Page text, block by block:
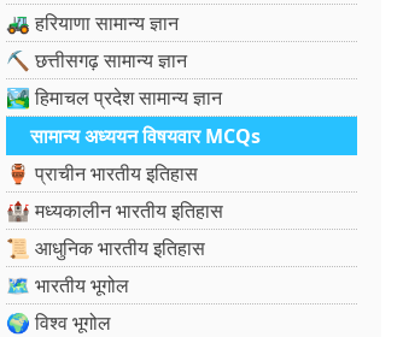
🚜 हरियाणा सामान्य ज्ञान
⛏️ छत्तीसगढ़ सामान्य ज्ञान
🏞️ हिमाचल प्रदेश सामान्य ज्ञान
सामान्य अध्ययन विषयवार MCQs
🏺 प्राचीन भारतीय इतिहास
🏰 मध्यकालीन भारतीय इतिहास
📜 आधुनिक भारतीय इतिहास
🗺️ भारतीय भूगोल
🌍 विश्व भूगोल